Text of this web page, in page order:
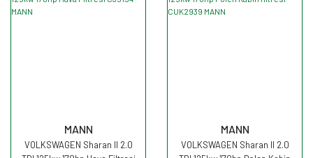
MANN
VOLKSWAGEN Sharan II 2.0
MANN
VOLKSWAGEN Sharan II 2.0